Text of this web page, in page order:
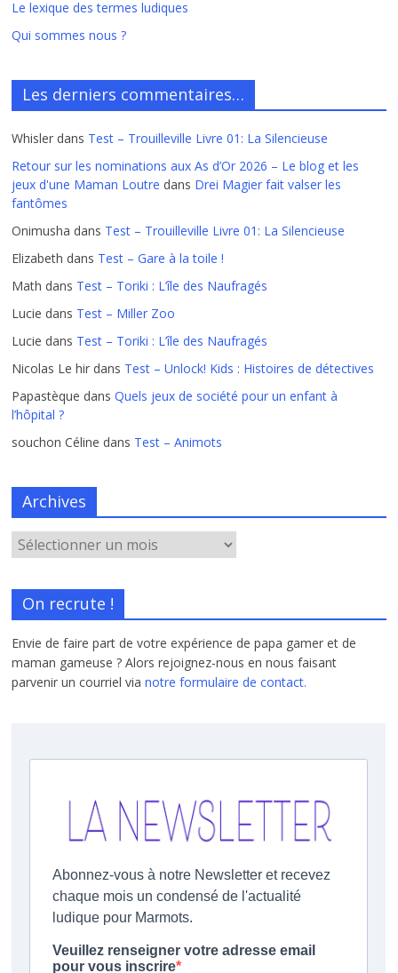
Le lexique des termes ludiques
Qui sommes nous ?
Les derniers commentaires…
Whisler dans Test – Trouilleville Livre 01: La Silencieuse
Retour sur les nominations aux As d’Or 2026 – Le blog et les
jeux d'une Maman Loutre dans Drei Magier fait valser les
fantômes
Onimusha dans Test – Trouilleville Livre 01: La Silencieuse
Elizabeth dans Test – Gare à la toile !
Math dans Test – Toriki : L’île des Naufragés
Lucie dans Test – Miller Zoo
Lucie dans Test – Toriki : L’île des Naufragés
Nicolas Le hir dans Test – Unlock! Kids : Histoires de détectives
Papastèque dansQuels jeux de société pour un enfant à
l’hôpital ?
souchon Céline dans Test – Animots
Archives
On recrute !
Envie de faire part de votre expérience de papa gamer et de
maman gameuse ? Alors rejoignez-nous en nous faisant
parvenir un courriel vianotre formulaire de contact.